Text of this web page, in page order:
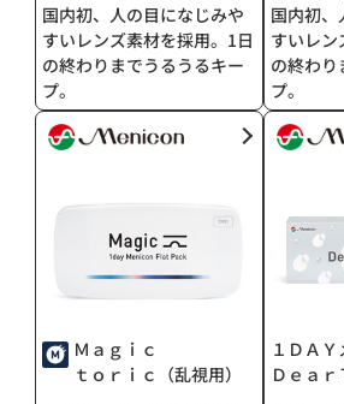
国内初、人の目になじみや
すいレンズ素材を採用。1日
の終わりまでうるうるキー
プ。
国内初、
すいレン
の終わり
プ。
Ｍａｇｉｃ
ｔｏｒｉｃ（乱視用）
１ＤＡ
Ｄｅａｒ